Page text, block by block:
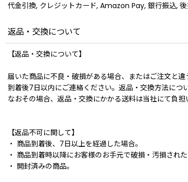
代金引換, クレジットカード, Amazon Pay, 銀行振込,
返品・交換について
【返品・交換について】
届いた商品に不良・破損がある場合、またはご注文と違
到着後7日以内にご連絡ください。返品・交換方法につ
なおその場合、返品・交換にかかる送料は当社にて負担
【返品不可に関して】
・ 商品到着後、7日以上を経過した場合。
・ 商品到着時以降にお客様のお手元で破損・汚損された
・ 開封済みの商品。